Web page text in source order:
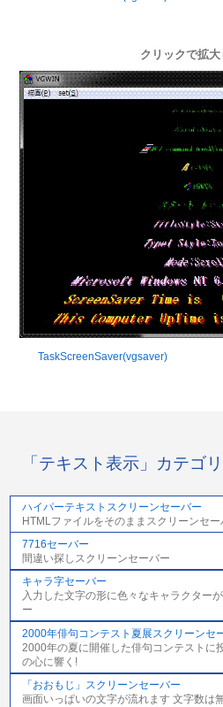
クリックで拡
TaskScreenSaver(vgsaver)
「テキスト表示」カテゴ
ハイパーテキストスクリーンセーバー
HTMLファイルをそのままスクリーンセー
7716セーバー
間違い探しスクリーンセーバー
キャラ字セーバー
入力した文字の形に色々なキャラクター
ー
2000年俳句コンテスト夏展スクリーンセ
2000年の夏に開催した俳句コンテストに
の心に響く!
「おおもじ」スクリーンセーバー
画面いっぱいの文字が流れます 文字数は